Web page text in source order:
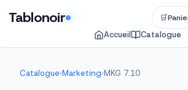
Tablonoir
Accueil Catalogue
🛒
Catalogue›Marketing›MKG 7.10